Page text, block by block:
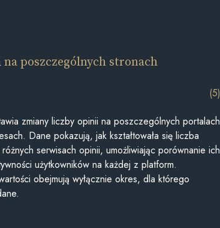
na poszczególnych stronach
(5)
zmiany liczby opinii na poszczególnych portalach
Dane pokazują, jak kształtowała się liczba
serwisach opinii, umożliwiając porównanie ich
użytkowników na każdej z platform.
obejmują wyłącznie okres, dla którego